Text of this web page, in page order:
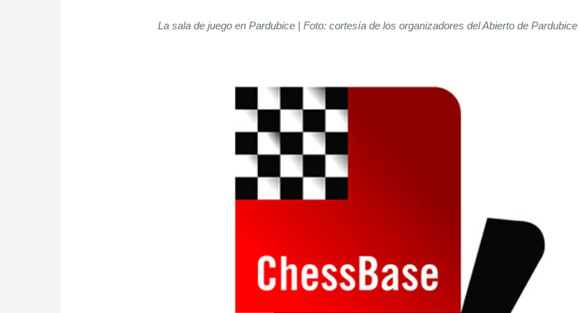
La sala de juego en Pardubice | Foto: cortesía de los organizadores del Abierto de Pardubice